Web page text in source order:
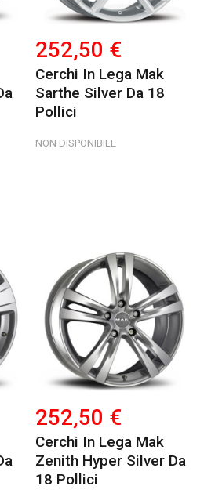
252,50 €
Cerchi In Lega Mak
Sarthe Silver Da 18
Pollici
NON DISPONIBILE
252,50 €
Cerchi In Lega Mak
Zenith Hyper Silver Da
18 Pollici